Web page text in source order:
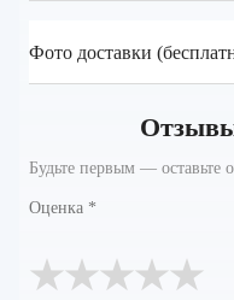
Фото доставки
Будьте первым — оставьте
Оценка *
★
★
★
★
★